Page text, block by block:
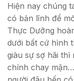
Hiện nay chúng
có bản lĩnh để
Thực Dưỡng
dưới bất cứ hình
giàu sự sợ hãi thì
chính chay